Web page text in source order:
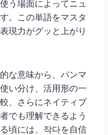
う場面によってニュ
。この単語をマスタ
現力がグッと上がり
な意味から、パンマ
い分け、活用形の一
、さらにネイティブ
でも理解できるよう
頃には、작다を自信